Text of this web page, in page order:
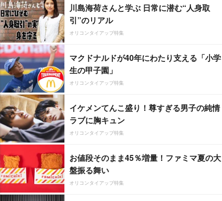
川島海荷さんと学ぶ 日常に潜む“人身取
引”のリアル
オリコンタイアップ特集
マクドナルドが40年にわたり支える「小学
生の甲子園」
オリコンタイアップ特集
イケメンてんこ盛り！尊すぎる男子の純情
ラブに胸キュン
オリコンタイアップ特集
お値段そのまま45％増量！ファミマ夏の大
盤振る舞い
オリコンタイアップ特集